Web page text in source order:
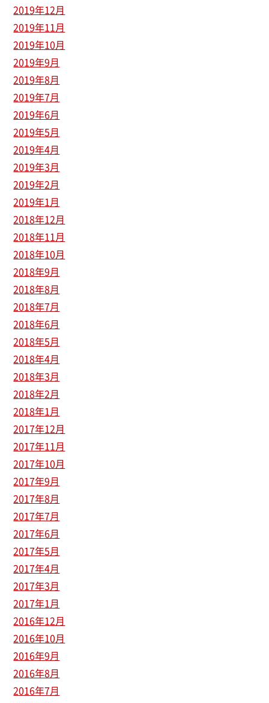
2019年12月
2019年11月
2019年10月
2019年9月
2019年8月
2019年7月
2019年6月
2019年5月
2019年4月
2019年3月
2019年2月
2019年1月
2018年12月
2018年11月
2018年10月
2018年9月
2018年8月
2018年7月
2018年6月
2018年5月
2018年4月
2018年3月
2018年2月
2018年1月
2017年12月
2017年11月
2017年10月
2017年9月
2017年8月
2017年7月
2017年6月
2017年5月
2017年4月
2017年3月
2017年1月
2016年12月
2016年10月
2016年9月
2016年8月
2016年7月